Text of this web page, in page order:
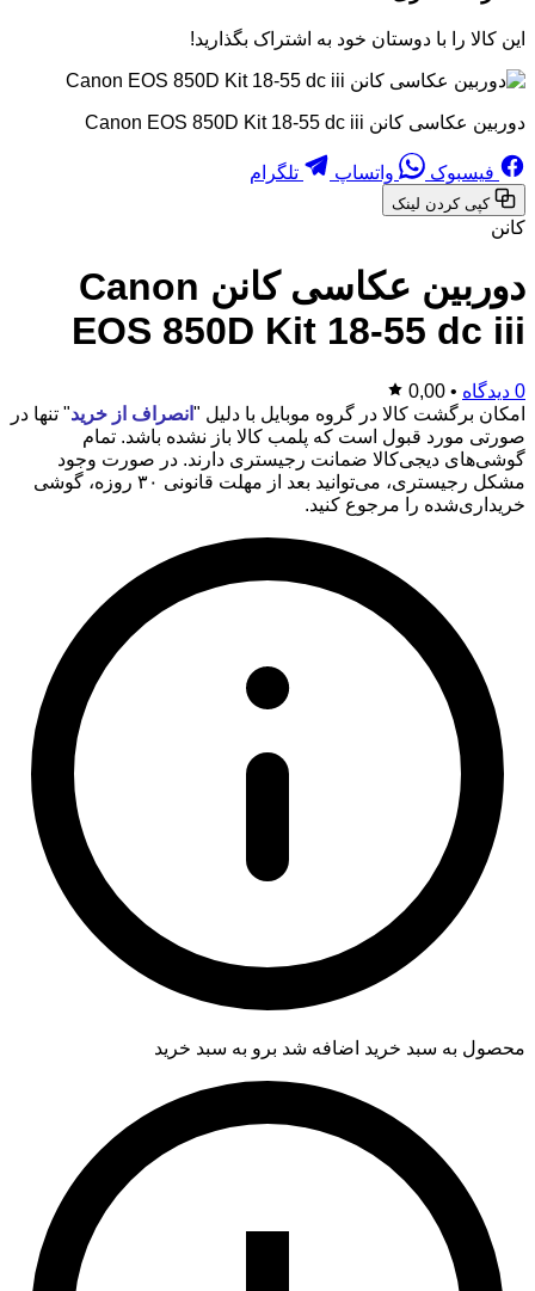
این کالا را با دوستان خود به اشتراک بگذارید!
دوربین عکاسی کانن Canon EOS 850D Kit 18-55 dc iii
فیسبوک واتساپ تلگرام
کپی کردن لینک
کانن
دوربین عکاسی کانن Canon
EOS 850D Kit 18-55 dc iii
0 دیدگاه •
0,00
امکان برگشت کالا در گروه موبایل با دلیل " انصراف از خرید" تنها در
صورتی مورد قبول است که پلمب کالا باز نشده باشد. تمام
گوشی‌های دیجی‌کالا ضمانت رجیستری دارند. در صورت وجود
مشکل رجیستری، می‌توانید بعد از مهلت قانونی ۳۰ روزه، گوشی
خریداری‌شده را مرجوع کنید.
محصول به سبد خرید اضافه شد برو به سبد خرید